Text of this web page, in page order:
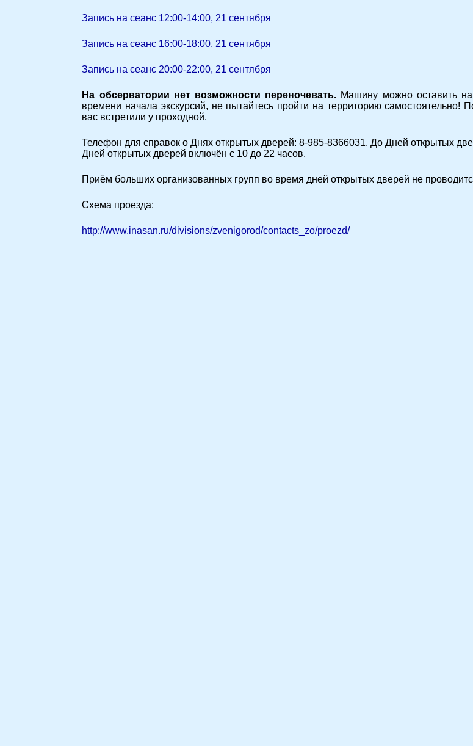
Запись на сеанс 12:00-14:00, 21 сентября
Запись на сеанс 16:00-18:00, 21 сентября
Запись на сеанс 20:00-22:00, 21 сентября
На обсерватории нет возможности переночевать. Машину можно оставить
времени начала экскурсий, не пытайтесь пройти на территорию самостоятельно!
вас встретили у проходной.
Телефон для справок о Днях открытых дверей:8-985-8366031. До Дней открытых
Дней открытых дверей включён с 10 до 22 часов.
Приём больших организованных групп во время дней открытых дверей не
Схема проезда:
http://www.inasan.ru/divisions/zvenigorod/contacts_zo/proezd/